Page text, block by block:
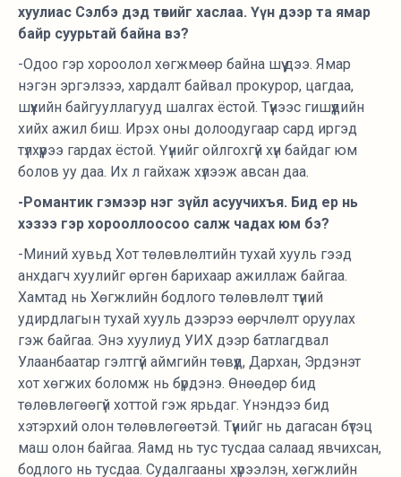
хуулиас Сэлбэ дэд төвийг хаслаа. Үүн дээр та ямар
байр суурьтай байна вэ?
-Одоо гэр хороолол хөгжмөөр байна шүү дээ. Ямар
нэгэн эргэлзээ, хардалт байвал прокурор, цагдаа,
шүүхийн байгууллагууд шалгах ёстой. Түүнээс гишүүдийн
хийх ажил биш. Ирэх оны долоодугаар сард иргэд
түлхүүрээ гардах ёстой. Үүнийг ойлгохгүй хүн байдаг юм
болов уу даа. Их л гайхаж хүлээж авсан даа.
-Романтик гэмээр нэг зүйл асуучихъя. Бид ер нь
хэзээ гэр хорооллоосоо салж чадах юм бэ?
-Миний хувьд Хот төлөвлөлтийн тухай хууль гээд
анхдагч хуулийг өргөн барихаар ажиллаж байгаа.
Хамтад нь Хөгжлийн бодлого төлөвлөлт түүний
удирдлагын тухай хууль дээрээ өөрчлөлт оруулах
гэж байгаа. Энэ хуулиуд УИХ дээр батлагдвал
Улаанбаатар гэлтгүй аймгийн төвүүд, Дархан, Эрдэнэт
хот хөгжих боломж нь бүрдэнэ. Өнөөдөр бид
төлөвлөгөөгүй хоттой гэж ярьдаг. Үнэндээ бид
хэтэрхий олон төлөвлөгөөтэй. Түүнийг нь дагасан бүтэц
маш олон байгаа. Яамд нь тус тусдаа салаад явчихсан,
бодлого нь тусдаа. Судалгааны хүрээлэн, хөгжлийн